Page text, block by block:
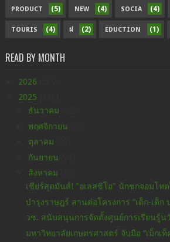
PRODUCT (5) NEW (4) SOCIA (4)
TOURIS (4) ฝ (2) EDUCTION (1)
READ BY MONTH
2026
2025
ธันวาคม
พฤศจิกายน
ตุลาคม
กันยายน
สิงหาคม
เชียร์สุดมันส์! "อเลสซิโอ" นักชกจอมโห
บำรุงราษฎร์ สานต่อโครงการ “เด็ก-เด็ก
วช. สนับสนุนการจัดตั้งศูนย์การเรียนรู้น
มหาวิทยาลัยเกษตรศาสตร์ จับมือ “เม็กเท็